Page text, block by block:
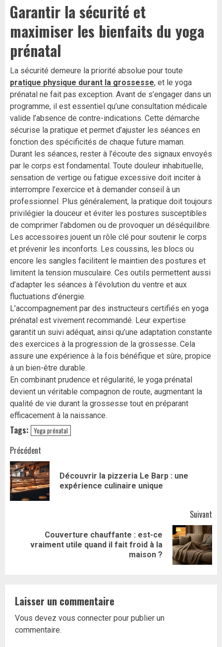
Garantir la sécurité et
maximiser les bienfaits du yoga
prénatal
La sécurité demeure la priorité absolue pour toute
pratique physique durant la grossesse, et le yoga
prénatal ne fait pas exception. Avant de s’engager dans un
programme, il est essentiel qu’une consultation médicale
valide l’absence de contre-indications. Cette démarche
sécurise la pratique et permet d’ajuster les séances en
fonction des spécificités de chaque future maman.
Durant les séances, rester à l’écoute des signaux envoyés
par le corps est fondamental. Toute douleur inhabituelle,
sensation de vertige ou fatigue excessive doit inciter à
interrompre l’exercice et à demander conseil à un
professionnel. Plus généralement, la pratique doit toujours
privilégier la douceur et éviter les postures susceptibles
de comprimer l’abdomen ou de provoquer un déséquilibre.
Les accessoires jouent un rôle clé pour soutenir le corps
et prévenir les inconforts. Les coussins, les blocs ou
encore les sangles facilitent le maintien des postures et
limitent la tension musculaire. Ces outils permettent aussi
d’adapter les séances à l’évolution du ventre et aux
fluctuations d’énergie.
L’accompagnement par des instructeurs certifiés en yoga
prénatal est vivement recommandé. Leur expertise
garantit un suivi adéquat, ainsi qu’une adaptation constante
des exercices à la progression de la grossesse. Cela
assure une expérience à la fois bénéfique et sûre, propice
à un bien-être durable.
En combinant prudence et régularité, le yoga prénatal
devient un véritable compagnon de route, augmentant la
qualité de vie durant la grossesse tout en préparant
efficacement à la naissance.
Tags: Yoga prénatal
Navigation
d’article
Précédent
Découvrir la pizzeria Le Barp : une
expérience culinaire unique
Suivant
Article
Couverture chauffante : est-ce
vraiment utile quand il fait froid à la
maison ?
Laisser un commentaire
Vous devez vous connecter pour publier un
commentaire.